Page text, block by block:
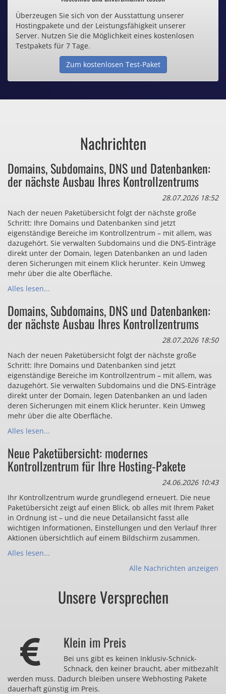
Inklusive .de Domain
Webspace ab 1,25€ / Monat
Günstige SSL-Zertifikate
Bezahlen Sie auch zu viel
für Dinge, die sie gar nicht brauchen?
Überzeugen Sie sich von der Ausstattung unserer
Hostingpakete und der Leistungsfähigkeit unserer
Server. Nutzen Sie die Möglichkeit eines kostenlosen
Testpakets für 7 Tage.
Zum kostenlosen Test-Paket
Nachrichten
Domains, Subdomains, DNS und Datenbanken:
der nächste Ausbau Ihres Kontrollzentrums
28.07.2026 18:52
Nach der neuen Paketübersicht folgt der nächste große
Schritt: Ihre Domains und Datenbanken sind jetzt
eigenständige Bereiche im Kontrollzentrum – mit allem, was
dazugehört. Sie verwalten Subdomains und die DNS-Einträge
direkt unter der Domain, legen Datenbanken an und laden
deren Sicherungen mit einem Klick herunter. Kein Umweg
mehr über die alte Oberfläche.
Alles lesen...
Domains, Subdomains, DNS und Datenbanken:
der nächste Ausbau Ihres Kontrollzentrums
28.07.2026 18:50
Nach der neuen Paketübersicht folgt der nächste große
Schritt: Ihre Domains und Datenbanken sind jetzt
eigenständige Bereiche im Kontrollzentrum – mit allem, was
dazugehört. Sie verwalten Subdomains und die DNS-Einträge
direkt unter der Domain, legen Datenbanken an und laden
deren Sicherungen mit einem Klick herunter. Kein Umweg
mehr über die alte Oberfläche.
Alles lesen...
Neue Paketübersicht: modernes
Kontrollzentrum für Ihre Hosting-Pakete
24.06.2026 10:43
Ihr Kontrollzentrum wurde grundlegend erneuert. Die neue
Paketübersicht zeigt auf einen Blick, ob alles mit Ihrem Paket
in Ordnung ist – und die neue Detailansicht fasst alle
wichtigen Informationen, Einstellungen und den Verlauf Ihrer
Aktionen übersichtlich auf einem Bildschirm zusammen.
Alles lesen...
Alle Nachrichten anzeigen
Unsere Versprechen
Klein im Preis
Bei uns gibt es keinen Inklusiv-Schnick-
Schnack, den keiner braucht, aber mitbezahlt
werden muss. Dadurch bleiben unsere Webhosting Pakete
dauerhaft günstig im Preis.